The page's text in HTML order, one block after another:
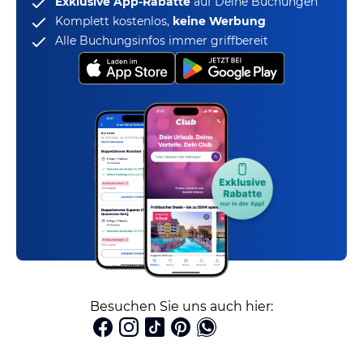
Komplett kostenlos, keine Werbung
Alle Buchungsinfos immer griffbereit
Besuchen Sie uns auch hier: